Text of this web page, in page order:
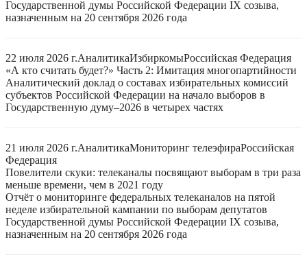
Государственной думы Российской Федерации IX созыва,
назначенным на 20 сентября 2026 года
22 июля 2026 г.АналитикаИзбиркомыРоссийская Федерация
«А кто считать будет?» Часть 2: Имитация многопартийности
Аналитический доклад о составах избирательных комиссий
субъектов Российской Федерации на начало выборов в
Государственную думу–2026 в четырех частях
21 июля 2026 г.АналитикаМониторинг телеэфираРоссийская
Федерация
Повелители скуки: телеканалы посвящают выборам в три раза
меньше времени, чем в 2021 году
Отчёт о мониторинге федеральных телеканалов на пятой
неделе избирательной кампании по выборам депутатов
Государственной думы Российской Федерации IX созыва,
назначенным на 20 сентября 2026 года